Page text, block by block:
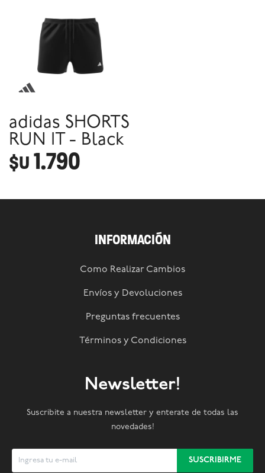
adidas SHORTS
RUN IT - Black
$U 1.790
INFORMACIÓN
Como Realizar Cambios
Envíos y Devoluciones
Preguntas frecuentes
Términos y Condiciones
Newsletter!
Suscribite a nuestra newsletter y enterate de todas las
novedades!
SUSCRIBIRME